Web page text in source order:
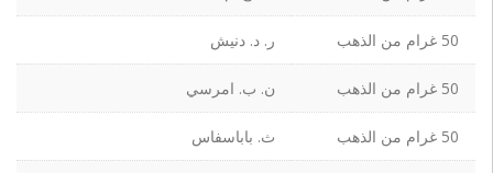
50 غرام من الذهب ر. د. دنيش
50 غرام من الذهب ن. ب. امرسي
50 غرام من الذهب ث. باباسفاس